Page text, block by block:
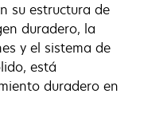
su estructura de
duradero, la
y el sistema de
está
duradero en